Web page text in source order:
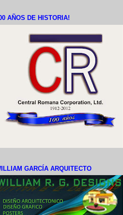
AÑOS DE HISTORIA!
GARCÍA ARQUITECTO